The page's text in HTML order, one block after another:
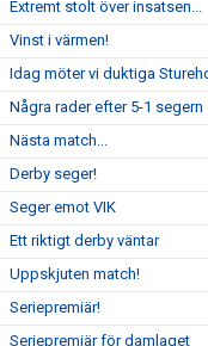
Extremt stolt över insatsen...
Vinst i värmen!
Idag möter vi duktiga
Några rader efter 5-1 segern
Nästa match...
Derby seger!
Seger emot VIK
Ett riktigt derby väntar
Uppskjuten match!
Seriepremiär!
Seriepremiär för damlaget